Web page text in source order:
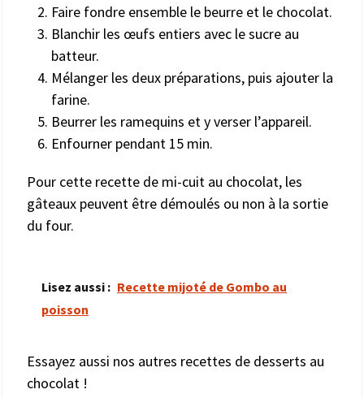
Faire fondre ensemble le beurre et le chocolat.
Blanchir les œufs entiers avec le sucre au
batteur.
Mélanger les deux préparations, puis ajouter la
farine.
Beurrer les ramequins et y verser l’appareil.
Enfourner pendant 15 min.
Pour cette recette de mi-cuit au chocolat, les
gâteaux peuvent être démoulés ou non à la sortie
du four.
Lisez aussi : Recette mijoté de Gombo au
poisson
Essayez aussi nos autres recettes de desserts au
chocolat !